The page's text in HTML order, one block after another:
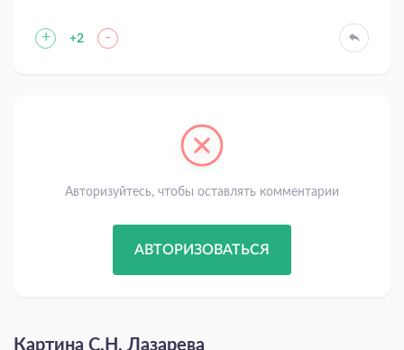
+ +2 -
Авторизуйтесь, чтобы оставлять комментарии
АВТОРИЗОВАТЬСЯ
Картина С.Н. Лазарева